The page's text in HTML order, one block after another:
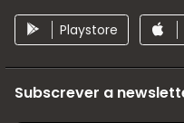
Playstore
Subscrever a